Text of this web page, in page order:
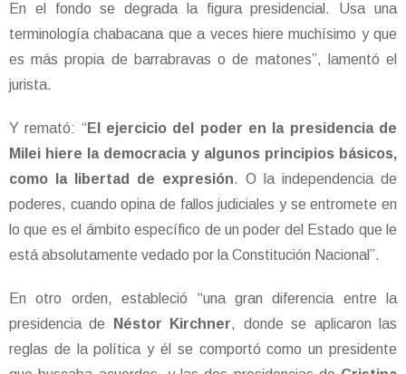
En el fondo se degrada la figura presidencial. Usa una
terminología chabacana que a veces hiere muchísimo y que
es más propia de barrabravas o de matones”, lamentó el
jurista.
Y remató: “ El ejercicio del poder en la presidencia de
Milei hiere la democracia y algunos principios básicos,
como la libertad de expresión. O la independencia de
poderes, cuando opina de fallos judiciales y se entromete en
lo que es el ámbito específico de un poder del Estado que le
está absolutamente vedado por la Constitución Nacional”.
En otro orden, estableció “una gran diferencia entre la
presidencia de
Néstor Kirchner, donde se aplicaron las
reglas de la política y él se comportó como un presidente